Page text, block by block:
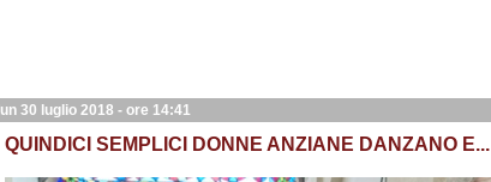
lun 30 luglio 2018 - ore 14:41
QUINDICI SEMPLICI DONNE ANZIANE DANZANO E...